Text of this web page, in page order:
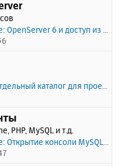
OpenServer 6 и доступ из …
каталог для проекто…
PHP, MySQL и т.д.
Открытие консоли MySQL по…